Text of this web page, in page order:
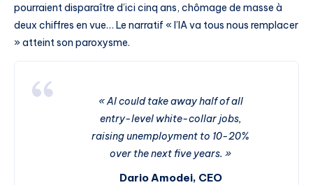
pourraient disparaître d’ici cinq ans, chômage de masse à
deux chiffres en vue… Le narratif « l’IA va tous nous remplacer
» atteint son paroxysme.
« AI could take away half of all
entry-level white-collar jobs,
raising unemployment to 10-20%
over the next five years. »
Dario Amodei, CEO